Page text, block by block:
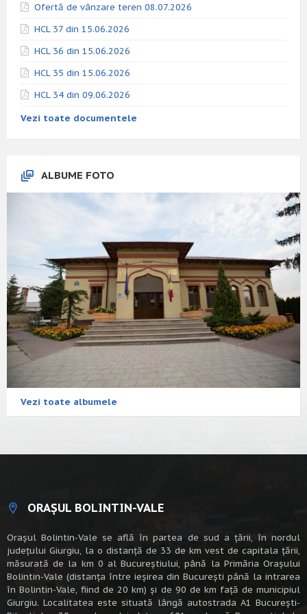
Ofertă de vânzare teren 08.07.2026
HCL 37 din 15.06.2026
HCL 36 din 15.06.2026
HCL 35 din 15.06.2026
HCL 34 din 09.06.2026
Vezi toate documentele
ALBUME FOTO
Vezi toate albumele
ORAȘUL BOLINTIN-VALE
Oraşul Bolintin-Vale se află în partea de sud a ţării, în nordul
judeţului Giurgiu, la o distanţă de 33 de km vest de capitala țării,
măsurată de la km 0 al Bucureștiului, până la Primăria Orașului
Bolintin-Vale (distanța între ieșirea din București până la intrarea
în Bolintin-Vale, fiind de 20 km) şi de 90 de km faţă de municipiul
Giurgiu. Localitatea este situată lângă autostrada A1 Bucureşti-